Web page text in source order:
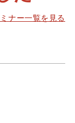
ナー一覧を見る